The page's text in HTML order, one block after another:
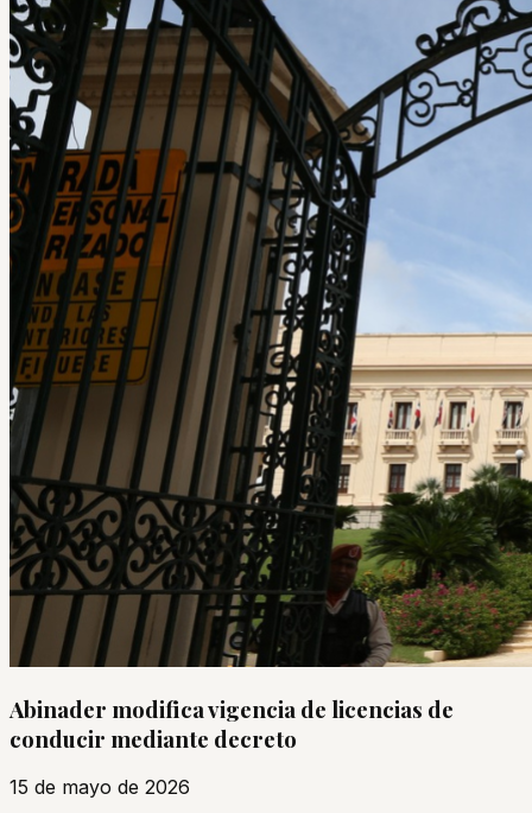
Abinader modifica vigencia de licencias de
conducir mediante decreto
15 de mayo de 2026